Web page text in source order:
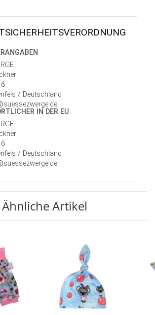
/ Deutschland
IN DER EU
/ Deutschland
Ähnliche Artikel